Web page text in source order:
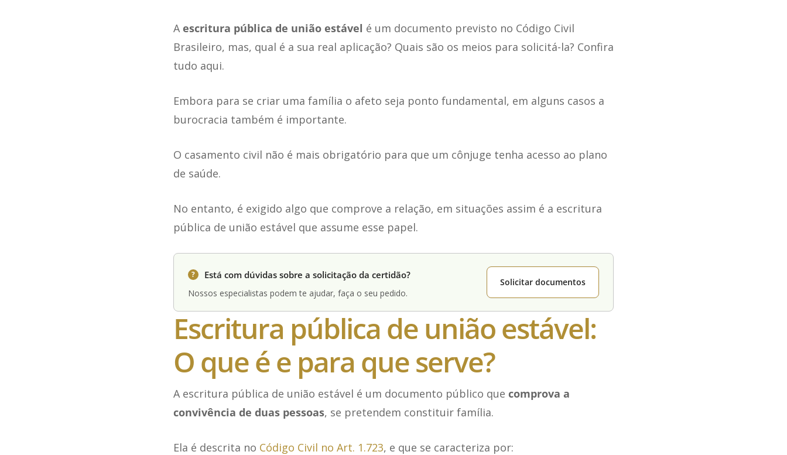
A escritura pública de união estável é um documento previsto no Código Civil
Brasileiro, mas, qual é a sua real aplicação? Quais são os meios para solicitá-la? Confira
tudo aqui.
Embora para se criar uma família o afeto seja ponto fundamental, em alguns casos a
burocracia também é importante.
O casamento civil não é mais obrigatório para que um cônjuge tenha acesso ao plano
de saúde.
No entanto, é exigido algo que comprove a relação, em situações assim é a escritura
pública de união estável que assume esse papel.
? Está com dúvidas sobre a solicitação da certidão?
Nossos especialistas podem te ajudar, faça o seu pedido.
Solicitar documentos
Escritura pública de união estável:
O que é e para que serve?
A escritura pública de união estável é um documento público que comprova a
convivência de duas pessoas, se pretendem constituir família.
Ela é descrita no Código Civil no Art. 1.723, e que se caracteriza por: